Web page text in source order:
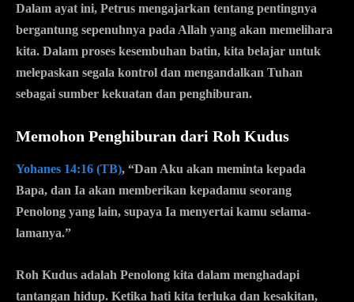
Dalam ayat ini, Petrus mengajarkan tentang pentingnya
bergantung sepenuhnya pada Allah yang akan memelihara
kita. Dalam proses kesembuhan batin, kita belajar untuk
melepaskan segala kontrol dan mengandalkan Tuhan
sebagai sumber kekuatan dan penghiburan.
Memohon Penghiburan dari Roh Kudus
Yohanes 14:16 (TB), “Dan Aku akan meminta kepada
Bapa, dan Ia akan memberikan kepadamu seorang
Penolong yang lain, supaya Ia menyertai kamu selama-
lamanya.”
Roh Kudus adalah Penolong kita dalam menghadapi
tantangan hidup. Ketika hati kita terluka dan kesakitan,